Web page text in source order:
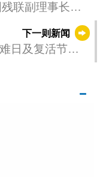
联副理事长尤
下一则新闻
日及复活节假